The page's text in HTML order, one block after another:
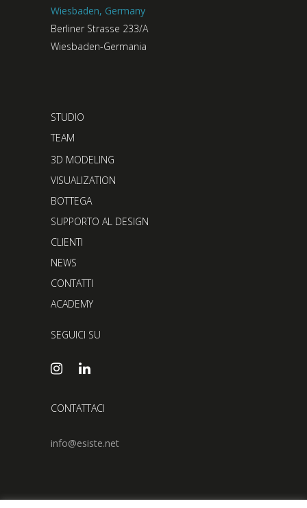
Wiesbaden, Germany
Berliner Strasse 233/A
Wiesbaden-Germania
STUDIO
TEAM
3D MODELING
VISUALIZATION
BOTTEGA
SUPPORTO AL DESIGN
CLIENTI
NEWS
CONTATTI
ACADEMY
SEGUICI SU
CONTATTACI
info@esiste.net